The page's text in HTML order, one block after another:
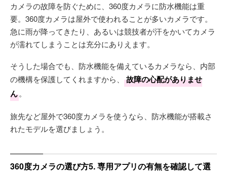
カメラの故障を防ぐために、360度カメラに防水機能は重
要。360度カメラは屋外で使われることが多いカメラです。
急に雨が降ってきたり、あるいは競技者が汗をかいてカメラ
が濡れてしまうことは充分にありえます。
そうした場合でも、防水機能を備えているカメラなら、内部
の機構を保護してくれますから、
故障の心配がありませ
ん。
旅先など屋外で360度カメラを使うなら、防水機能が搭載さ
れたモデルを選びましょう。
360度カメラの選び方5. 専用アプリの有無を確認して選